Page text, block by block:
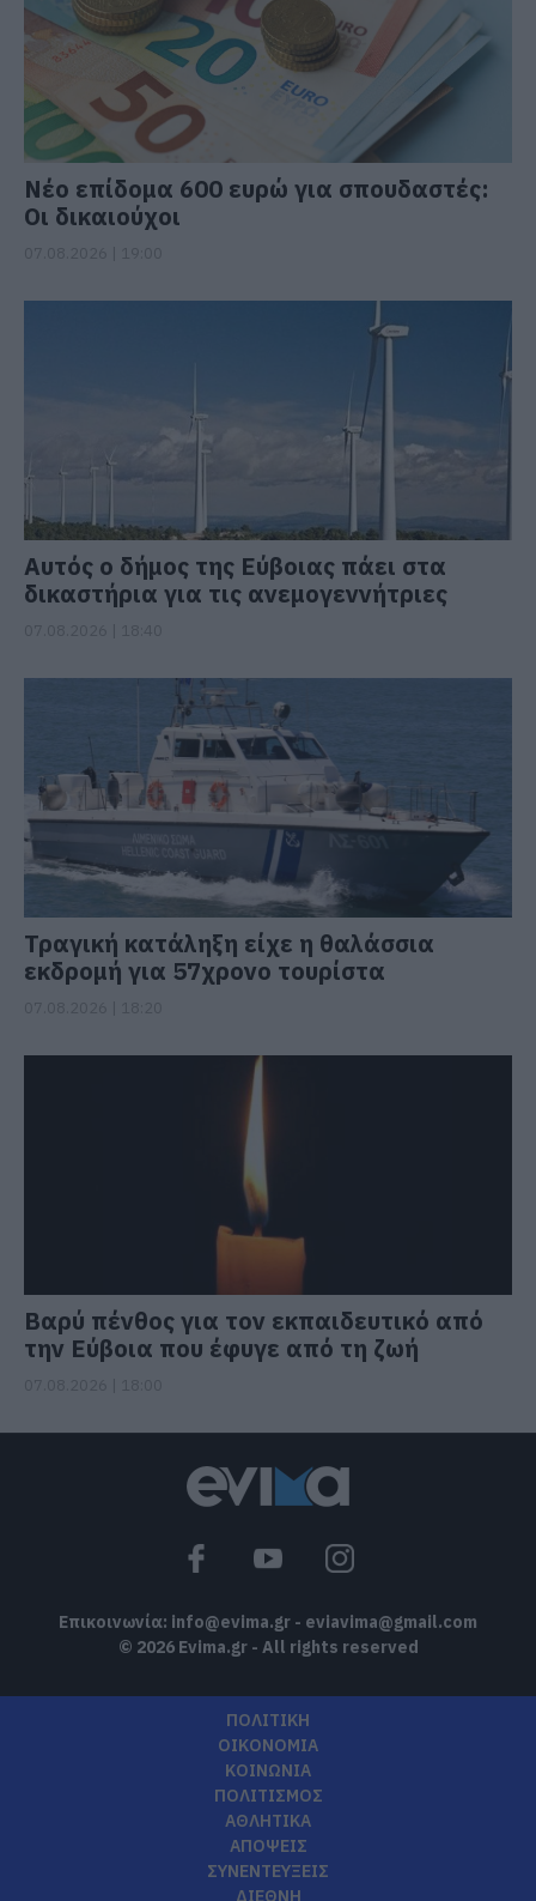
Νέο επίδομα 600 ευρώ για σπουδαστές:
Οι δικαιούχοι
Αυτός ο δήμος της Εύβοιας πάει στα
δικαστήρια για τις ανεμογεννήτριες
Τραγική κατάληξη είχε η θαλάσσια
εκδρομή για 57χρονο τουρίστα
Βαρύ πένθος για τον εκπαιδευτικό από
την Εύβοια που έφυγε από τη ζωή
Επικοινωνία: info@evima.gr - eviavima@gmail.com
© 2026 Evima.gr - All rights reserved
ΠΟΛΙΤΙΚΗ
ΟΙΚΟΝΟΜΙΑ
ΚΟΙΝΩΝΙΑ
ΠΟΛΙΤΙΣΜΟΣ
ΑΘΛΗΤΙΚΑ
ΑΠΟΨΕΙΣ
ΣΥΝΕΝΤΕΥΞΕΙΣ
ΔΙΕΘΝΗ